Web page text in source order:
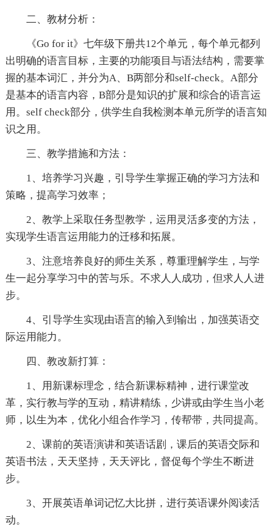
二、教材分析：
《Go for it》七年级下册共12个单元，每个单元都列
出明确的语言目标，主要的功能项目与语法结构，需要掌
握的基本词汇，并分为A、B两部分和self-check。A部分
是基本的语言内容，B部分是知识的扩展和综合的语言运
用。self check部分，供学生自我检测本单元所学的语言知
识之用。
三、教学措施和方法：
1、培养学习兴趣，引导学生掌握正确的学习方法和
策略，提高学习效率；
2、教学上采取任务型教学，运用灵活多变的方法，
实现学生语言运用能力的迁移和拓展。
3、注意培养良好的师生关系，尊重理解学生，与学
生一起分享学习中的苦与乐。不求人人成功，但求人人进
步。
4、引导学生实现由语言的输入到输出，加强英语交
际运用能力。
四、教改新打算：
1、用新课标理念，结合新课标精神，进行课堂改
革，实行教与学的互动，精讲精练，少讲或由学生当小老
师，以生为本，优化小组合作学习，传帮带，共同提高。
2、课前的英语演讲和英语话剧，课后的英语交际和
英语书法，天天坚持，天天评比，督促每个学生不断进
步。
3、开展英语单词记忆大比拼，进行英语课外阅读活
动。